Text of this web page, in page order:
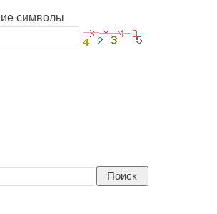
символы
Поиск